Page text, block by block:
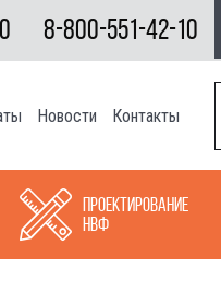
8-800-551-42-10
Новости Контакты
Проектирование
НВФ